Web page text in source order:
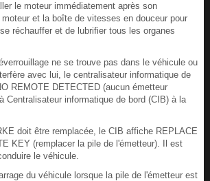
le moteur immédiatement après son
et la boîte de vitesses en douceur pour
réchauffer et de lubrifier tous les organes
ne se trouve pas dans le véhicule ou
avec lui, le centralisateur informatique de
REMOTE DETECTED (aucun émetteur
Centralisateur informatique de bord (CIB) à la
doit être remplacée, le CIB affiche REPLACE
KEY (remplacer la pile de l'émetteur). Il est
le véhicule.
du véhicule lorsque la pile de l'émetteur est